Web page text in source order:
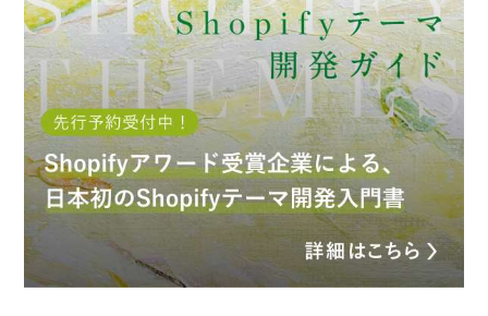
※なお、ご質問については回答できない場合と、当ブログ
の記事にて個人情報を伏せたうえで回答させていただく
場合がございます。あらかじめご了承ください。